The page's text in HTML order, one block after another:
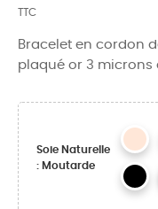
TTC
Bracelet en cordon
plaqué or 3 microns
Soie Naturelle
: Moutarde